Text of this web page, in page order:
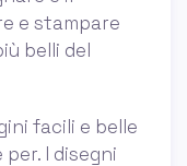
e stampare
belli del
facili e belle
I disegni